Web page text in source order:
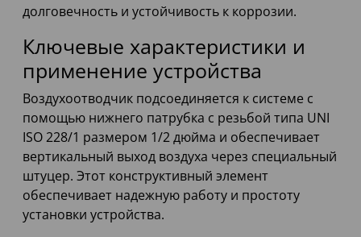
долговечность и устойчивость к коррозии.
Ключевые характеристики и
применение устройства
Воздухоотводчик подсоединяется к системе с
помощью нижнего патрубка с резьбой типа UNI
ISO 228/1 размером 1/2 дюйма и обеспечивает
вертикальный выход воздуха через специальный
штуцер. Этот конструктивный элемент
обеспечивает надежную работу и простоту
установки устройства.